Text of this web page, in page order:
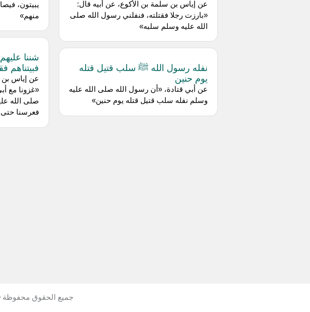
عن إياس بن سلمة بن الأكوع، عن أبيه قال:
«بارزت رجلا فقتلته، فنفلني رسول الله صلى
الله عليه وسلم سلبه»
نفله رسول الله ﷺ سلب قتيل قتله
يوم حنين
عن أبي قتادة، «أن رسول الله صلى الله عليه
وسلم نفله سلب قتيل قتله يوم حنين»
يبيتون،
منهم»
شننا
فبيتناهم
عن إياس بن
«غزونا مع
صلى الله
فعرسنا حتى
جميع الحقوق محفوظة ©